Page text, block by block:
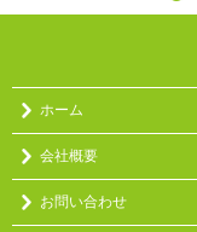
ホーム
会社概要
お問い合わせ